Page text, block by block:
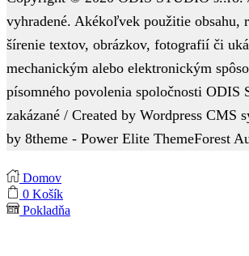
vyhradené. Akékoľvek použitie obsahu,
šírenie textov, obrázkov, fotografií či
mechanickým alebo elektronickým
písomného povolenia spoločnosti ODIS
zakázané / Created by Wordpress CMS
by 8theme - Power Elite ThemeForest
Domov
0 Košík
Pokladňa